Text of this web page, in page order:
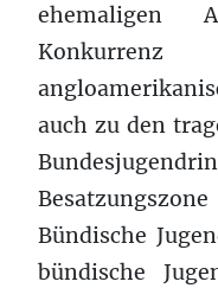
ehemaligen
auch zu den
Bündische
bündische